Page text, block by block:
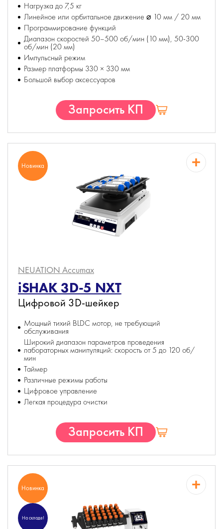
Нагрузка до 7,5 кг
Линейное или орбитальное движение ⌀ 10 мм / 20 мм
Программирование функций
Диапазон скоростей 50–500 об/мин (10 мм), 50-300
об/мин (20 мм)
Импульсный режим
Размер платформы 330 × 330 мм
Большой выбор аксессуаров
Запросить КП
Новинка
NEUATION Accumax
iSHAK 3D-5 NXT
Цифровой 3D-шейкер
Мощный тихий BLDC мотор, не требующий
обслуживания
Широкий диапазон параметров проведения
лабораторных манипуляций: скорость от 5 до 120 об/
мин
Таймер
Различные режимы работы
Цифровое управление
Легкая процедура очистки
Запросить КП
Новинка
На складе!